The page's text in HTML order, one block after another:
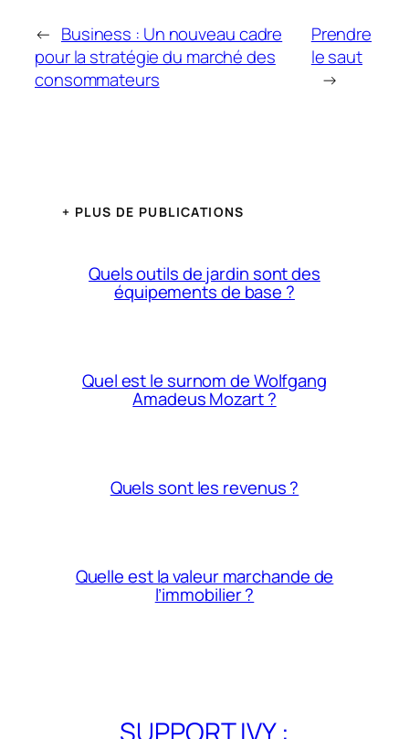
← Business : Un nouveau cadre
pour la stratégie du marché des
consommateurs
Prendre
le saut
→
+ PLUS DE PUBLICATIONS
Quels outils de jardin sont des
équipements de base ?
Quel est le surnom de Wolfgang
Amadeus Mozart ?
Quels sont les revenus ?
Quelle est la valeur marchande de
l’immobilier ?